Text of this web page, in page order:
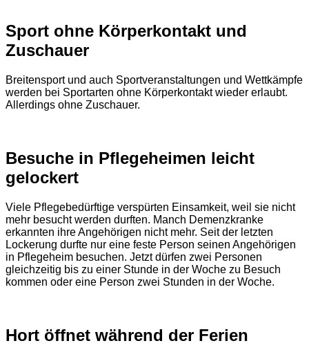
Sport ohne Körperkontakt und
Zuschauer
Breitensport und auch Sportveranstaltungen und Wettkämpfe
werden bei Sportarten ohne Körperkontakt wieder erlaubt.
Allerdings ohne Zuschauer.
Besuche in Pflegeheimen leicht
gelockert
Viele Pflegebedürftige verspürten Einsamkeit, weil sie nicht
mehr besucht werden durften. Manch Demenzkranke
erkannten ihre Angehörigen nicht mehr. Seit der letzten
Lockerung durfte nur eine feste Person seinen Angehörigen
in Pflegeheim besuchen. Jetzt dürfen zwei Personen
gleichzeitig bis zu einer Stunde in der Woche zu Besuch
kommen oder eine Person zwei Stunden in der Woche.
Hort öffnet während der Ferien